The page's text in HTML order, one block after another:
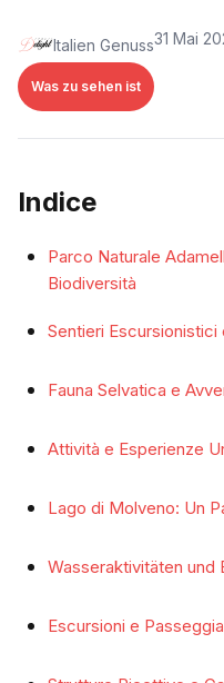
Italien Genuss31 Mai
Was zu sehen ist
Indice
Parco Naturale
Biodiversità
Sentieri
Fauna Selvatica e
Attività e Esperienze
Lago di Molveno: Un
Wasseraktivitäten und
Escursioni e